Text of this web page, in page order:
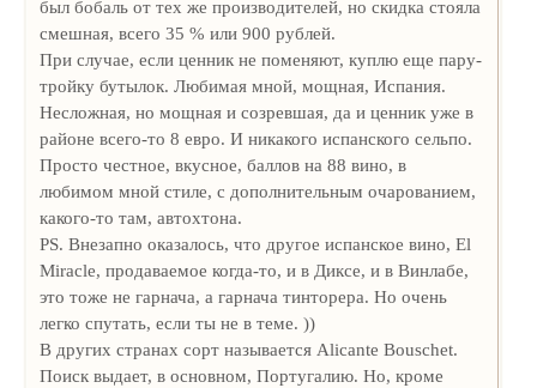
был бобаль от тех же производителей, но скидка стояла
смешная, всего 35 % или 900 рублей.
При случае, если ценник не поменяют, куплю еще пару-
тройку бутылок. Любимая мной, мощная, Испания.
Несложная, но мощная и созревшая, да и ценник уже в
районе всего-то 8 евро. И никакого испанского сельпо.
Просто честное, вкусное, баллов на 88 вино, в
любимом мной стиле, с дополнительным очарованием,
какого-то там, автохтона.
PS. Внезапно оказалось, что другое испанское вино, El
Miracle, продаваемое когда-то, и в Диксе, и в Винлабе,
это тоже не гарнача, а гарнача тинторера. Но очень
легко спутать, если ты не в теме. ))
В других странах сорт называется Alicante Bouschet.
Поиск выдает, в основном, Португалию. Но, кроме